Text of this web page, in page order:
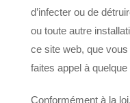
d’infecter ou de
ou toute autre
ce site web, que
faites appel à
Conformément à la